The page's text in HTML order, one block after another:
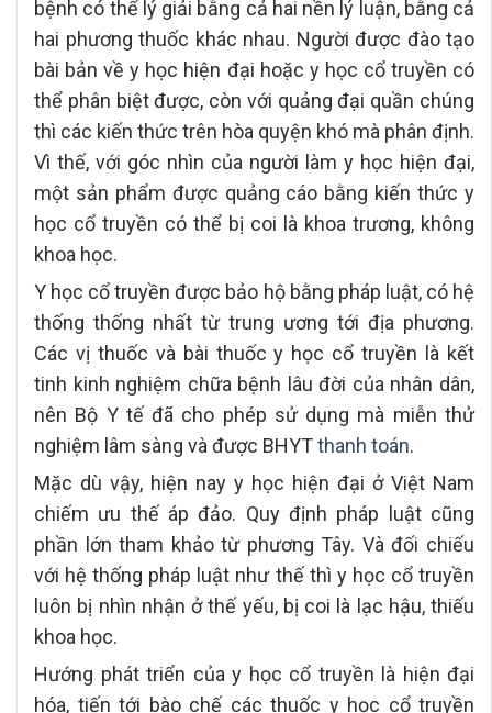
bệnh có thể lý giải bằng cả hai nền lý luận, bằng cả
hai phương thuốc khác nhau. Người được đào tạo
bài bản về y học hiện đại hoặc y học cổ truyền có
thể phân biệt được, còn với quảng đại quần chúng
thì các kiến thức trên hòa quyện khó mà phân định.
Vì thế, với góc nhìn của người làm y học hiện đại,
một sản phẩm được quảng cáo bằng kiến thức y
học cổ truyền có thể bị coi là khoa trương, không
khoa học.
Y học cổ truyền được bảo hộ bằng pháp luật, có hệ
thống thống nhất từ trung ương tới địa phương.
Các vị thuốc và bài thuốc y học cổ truyền là kết
tinh kinh nghiệm chữa bệnh lâu đời của nhân dân,
nên Bộ Y tế đã cho phép sử dụng mà miễn thử
nghiệm lâm sàng và được BHYTthanh toán.
Mặc dù vậy, hiện nay y học hiện đại ở Việt Nam
chiếm ưu thế áp đảo. Quy định pháp luật cũng
phần lớn tham khảo từ phương Tây. Và đối chiếu
với hệ thống pháp luật như thế thì y học cổ truyền
luôn bị nhìn nhận ở thế yếu, bị coi là lạc hậu, thiếu
khoa học.
Hướng phát triển của y học cổ truyền là hiện đại
hóa, tiến tới bào chế các thuốc y học cổ truyền